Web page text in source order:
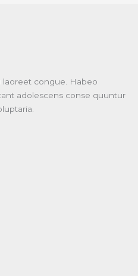
laoreet congue. Habeo
adolescens conse quuntur